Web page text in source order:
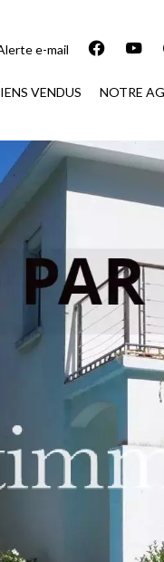
e-mail
VENDUS NOTRE